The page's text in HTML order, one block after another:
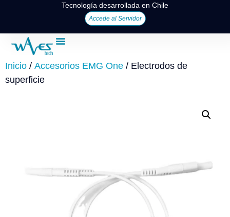
Tecnología desarrollada en Chile
Accede al Servidor
Inicio / Accesorios EMG One / Electrodos de
superficie